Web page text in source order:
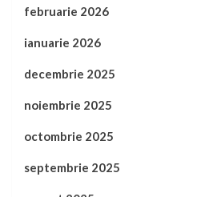
februarie 2026
ianuarie 2026
decembrie 2025
noiembrie 2025
octombrie 2025
septembrie 2025